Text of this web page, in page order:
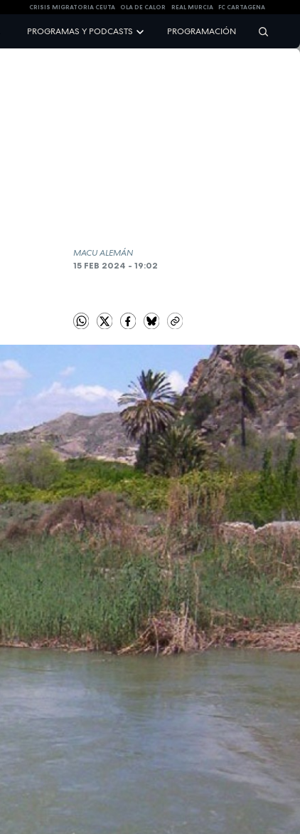
CRISIS MIGRATORIA CEUTA OLA DE CALOR REAL MURCIA FC CARTAGENA
PROGRAMAS Y PODCASTS PROGRAMACIÓN
MACU ALEMÁN
15 FEB 2024 - 19:02